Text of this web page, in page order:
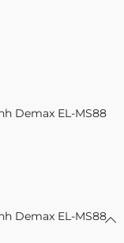
Demax EL-MS88
Demax EL-MS88